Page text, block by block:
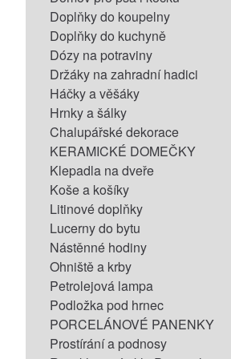
Doplňky do koupelny
Doplňky do kuchyně
Dózy na potraviny
Držáky na zahradní hadici
Háčky a věšáky
Hrnky a šálky
Chalupářské dekorace
KERAMICKÉ DOMEČKY
Klepadla na dveře
Koše a košíky
Litinové doplňky
Lucerny do bytu
Nástěnné hodiny
Ohniště a krby
Petrolejová lampa
Podložka pod hrnec
PORCELÁNOVÉ PANENKY
Prostírání a podnosy